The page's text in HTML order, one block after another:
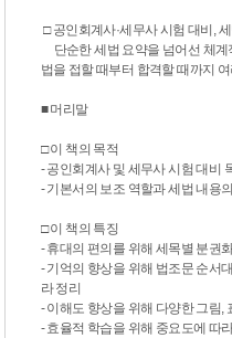
□ 공인회계사·세무사 시험 대비,
단순한 세법 요약을 넘어선 체계
법을 접할 때부터 합격할 때까지
■ 머리말
□ 이 책의 목적
- 공인회계사 및 세무사 시험 대비
- 기본서의 보조 역할과 세법 내용
□ 이 책의 특징
- 휴대의 편의를 위해 세목별 분권
- 기억의 향상을 위해 법조문 순서
라 정리
- 이해도 향상을 위해 다양한 그림,
- 효율적 학습을 위해 중요도에 따